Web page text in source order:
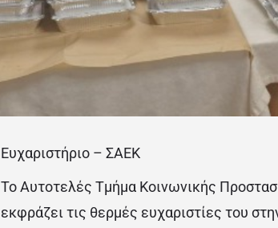
Ευχαριστήριο – ΣΑΕΚ
Το Αυτοτελές Τμήμα Κοινωνικής
εκφράζει τις θερμές ευχαριστίες του